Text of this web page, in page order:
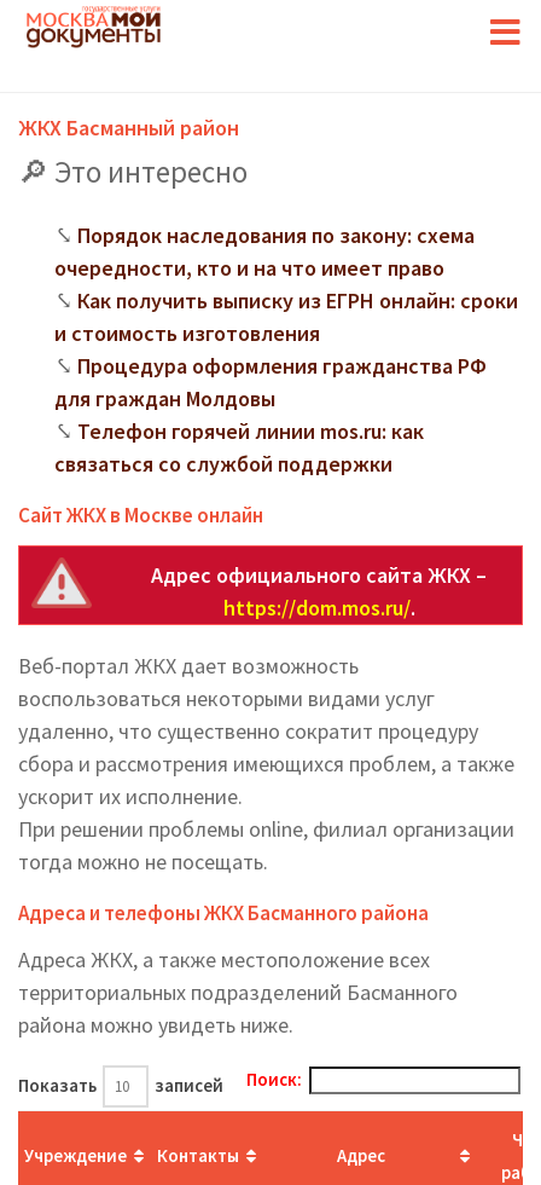
ЖКХ Басманный район
Это интересно
Порядок наследования по закону: схема
очередности, кто и на что имеет право
Как получить выписку из ЕГРН онлайн: сроки
и стоимость изготовления
Процедура оформления гражданства РФ
для граждан Молдовы
Телефон горячей линии mos.ru: как
связаться со службой поддержки
Сайт ЖКХ в Москве онлайн
Адрес официального сайта ЖКХ –
https://dom.mos.ru/.
Веб-портал ЖКХ дает возможность
воспользоваться некоторыми видами услуг
удаленно, что существенно сократит процедуру
сбора и рассмотрения имеющихся проблем, а также
ускорит их исполнение.
При решении проблемы online, филиал организации
тогда можно не посещать.
Адреса и телефоны ЖКХ Басманного района
Адреса ЖКХ, а также местоположение всех
территориальных подразделений Басманного
района можно увидеть ниже.
Показать записей Поиск:
Учреждение Контакты Адрес